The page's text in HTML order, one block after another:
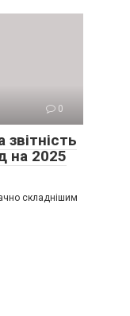
0
на 2025
складнішим